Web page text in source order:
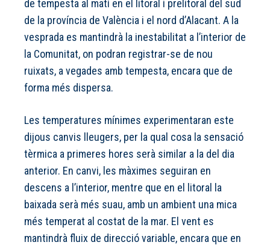
de tempesta al matí en el litoral i prelitoral del sud
de la província de València i el nord d’Alacant. A la
vesprada es mantindrà la inestabilitat a l’interior de
la Comunitat, on podran registrar-se de nou
ruixats, a vegades amb tempesta, encara que de
forma més dispersa.
Les temperatures mínimes experimentaran este
dijous canvis lleugers, per la qual cosa la sensació
tèrmica a primeres hores serà similar a la del dia
anterior. En canvi, les màximes seguiran en
descens a l’interior, mentre que en el litoral la
baixada serà més suau, amb un ambient una mica
més temperat al costat de la mar. El vent es
mantindrà fluix de direcció variable, encara que en